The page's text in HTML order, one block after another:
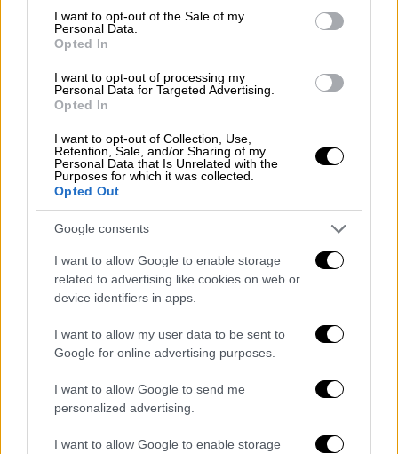
consent section.
I want to opt-out of the Sale of my
Personal Data.
Opted In
I want to opt-out of processing my
Personal Data for Targeted Advertising.
Opted In
I want to opt-out of Collection, Use,
Retention, Sale, and/or Sharing of my
Personal Data that Is Unrelated with the
Purposes for which it was collected.
Opted Out
Google consents
I want to allow Google to enable storage
related to advertising like cookies on web or
device identifiers in apps.
I want to allow my user data to be sent to
Google for online advertising purposes.
I want to allow Google to send me
personalized advertising.
I want to allow Google to enable storage
Τηλεόραση|21.07.2025 16:47
Ο Σταύρος Μπαλάσκας εντάσσεται στο
«Πρωινό» του ΑΝΤ1 από τη νέα σεζόν
Ο γνωστός απόστρατος αστυνομικός και
αναλυτής, ο οποίος επί σειρά ετών
συμμετείχε στην εκπομπή της Κατερίνας
Καινούργιου, απάντησε θετικά όταν
φημολογούμενη μεταγραφή του στον ΑΝΤ1